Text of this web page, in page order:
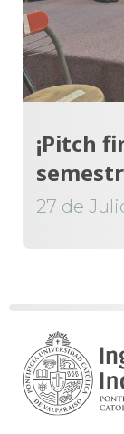
¡Pitch
27 de